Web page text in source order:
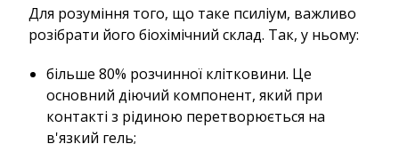
Для розуміння того, що таке псиліум, важливо
розібрати його біохімічний склад. Так, у ньому:
більше 80% розчинної клітковини. Це
основний діючий компонент, який при
контакті з рідиною перетворюється на
в'язкий гель;